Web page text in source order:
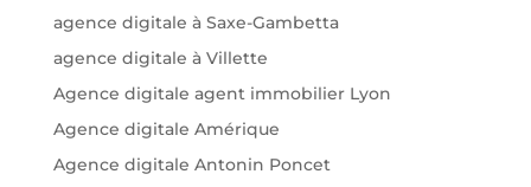
agence digitale à Saxe-Gambetta
agence digitale à Villette
Agence digitale agent immobilier Lyon
Agence digitale Amérique
Agence digitale Antonin Poncet